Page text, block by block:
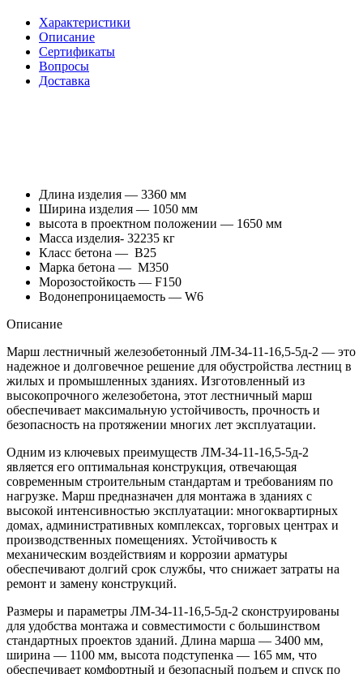
Характеристики
Описание
Сертификаты
Вопросы
Доставка
Длина изделия — 3360 мм
Ширина изделия — 1050 мм
высота в проектном положении — 1650 мм
Масса изделия- 32235 кг
Класс бетона — В25
Марка бетона — М350
Морозостойкость — F150
Водонепроницаемость — W6
Описание
Марш лестничный железобетонный ЛМ-34-11-16,5-5д-2 — это
надежное и долговечное решение для обустройства лестниц в
жилых и промышленных зданиях. Изготовленный из
высокопрочного железобетона, этот лестничный марш
обеспечивает максимальную устойчивость, прочность и
безопасность на протяжении многих лет эксплуатации.
Одним из ключевых преимуществ ЛМ-34-11-16,5-5д-2
является его оптимальная конструкция, отвечающая
современным строительным стандартам и требованиям по
нагрузке. Марш предназначен для монтажа в зданиях с
высокой интенсивностью эксплуатации: многоквартирных
домах, административных комплексах, торговых центрах и
производственных помещениях. Устойчивость к
механическим воздействиям и коррозии арматуры
обеспечивают долгий срок службы, что снижает затраты на
ремонт и замену конструкций.
Размеры и параметры ЛМ-34-11-16,5-5д-2 сконструированы
для удобства монтажа и совместимости с большинством
стандартных проектов зданий. Длина марша — 3400 мм,
ширина — 1100 мм, высота подступенка — 165 мм, что
обеспечивает комфортный и безопасный подъем и спуск по